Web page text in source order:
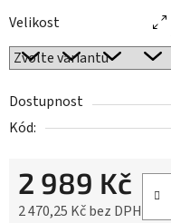
Velikost
Dostupnost
Kód:
2 989 Kč
2 470,25 Kč bez DPH